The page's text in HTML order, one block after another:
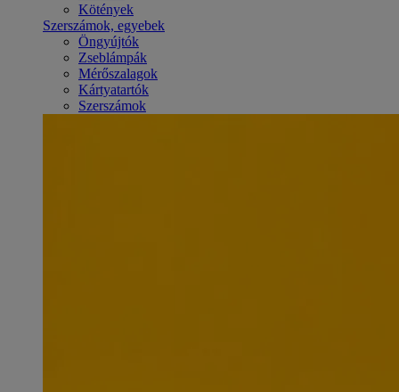
Kötények
Szerszámok, egyebek
Öngyújtók
Zseblámpák
Mérőszalagok
Kártyatartók
Szerszámok